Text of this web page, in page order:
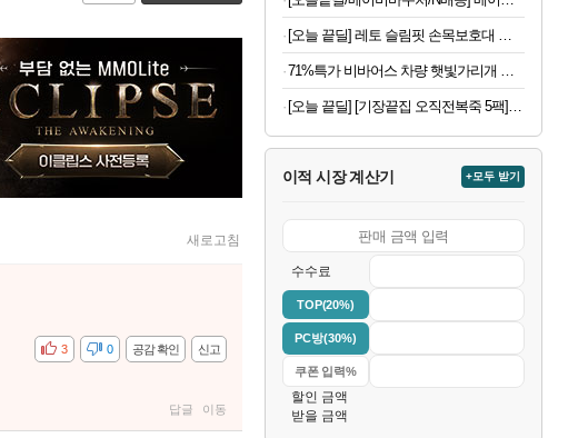
새로고침
신고
공감 확인
비공감 0
3
답글 이동
[오늘 끝딜] [기장끝집 오직전복죽 5팩] 전복내장 간편 밀키트 영양식 아침식사대용
이적 시장 계산기 +모두 받기
수수료
TOP(20%)
PC방(30%)
할인 금액
받을 금액